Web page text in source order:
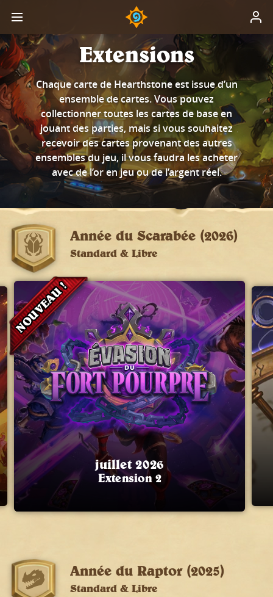
Extensions
Chaque carte de Hearthstone est issue d’un
ensemble de cartes. Vous pouvez
collectionner toutes les cartes de base en
jouant des parties, mais si vous souhaitez
recevoir des cartes provenant des autres
ensembles du jeu, il vous faudra les acheter
avec de l’or en jeu ou de l’argent réel.
Année du Scarabée (2026)
Standard & Libre
juillet 2026
Extension 2
NOUVEAU !
Année du Raptor (2025)
Standard & Libre